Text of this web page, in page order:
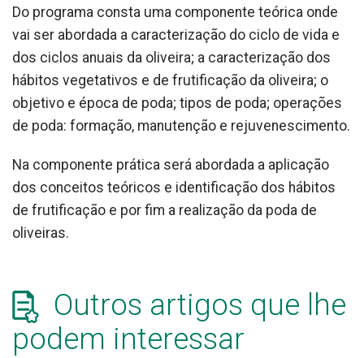
Do programa consta uma componente teórica onde
vai ser abordada a caracterização do ciclo de vida e
dos ciclos anuais da oliveira; a caracterização dos
hábitos vegetativos e de frutificação da oliveira; o
objetivo e época de poda; tipos de poda; operações
de poda: formação, manutenção e rejuvenescimento.
Na componente prática será abordada a aplicação
dos conceitos teóricos e identificação dos hábitos
de frutificação e por fim a realização da poda de
oliveiras.
Outros artigos que lhe
podem interessar